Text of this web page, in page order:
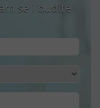
se i budite